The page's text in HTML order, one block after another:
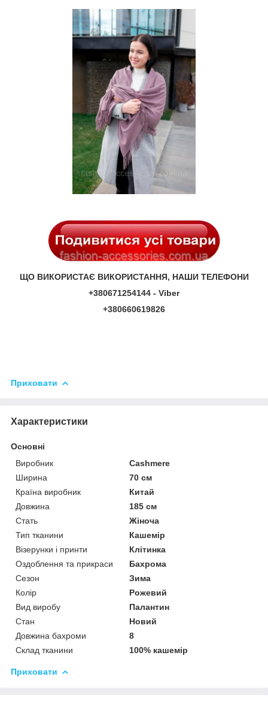
ЩО ВИКОРИСТАЄ ВИКОРИСТАННЯ, НАШИ ТЕЛЕФОНИ
+380671254144 - Viber
+380660619826
Приховати
Характеристики
Основні
Виробник
Cashmere
Ширина
70 см
Країна виробник
Китай
Довжина
185 см
Стать
Жіноча
Тип тканини
Кашемір
Візерунки і принти
Клітинка
Оздоблення та прикраси
Бахрома
Сезон
Зима
Колір
Рожевий
Вид виробу
Палантин
Стан
Новий
Довжина бахроми
8
Склад тканини
100% кашемір
Приховати